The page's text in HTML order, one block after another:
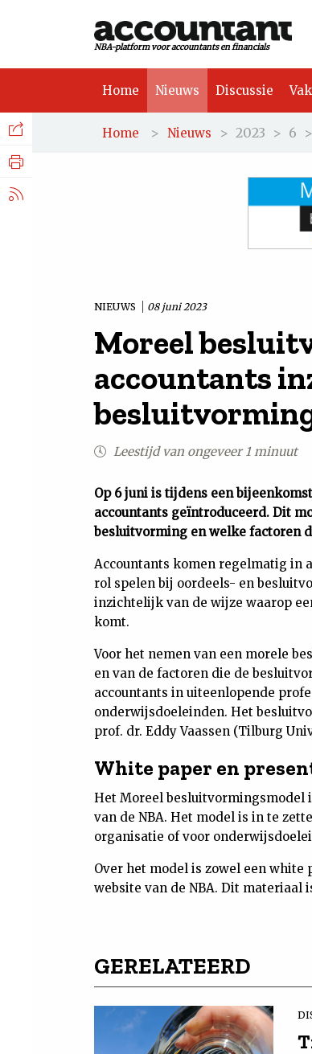
NBA-platform voor accountants en financials
Home Nieuws Discussie
Home > Nieuws > 2023 > 6 >
NIEUWS 08 juni 2023
Moreel
accountants
Leestijd van ongeveer 1 minuut
Op 6 juni is tijdens een
accountants geïntroduceerd. Dit
besluitvorming en welke factoren
Accountants komen regelmatig in
rol spelen bij oordeels- en
inzichtelijk van de wijze waarop
komt.
Voor het nemen van een morele
en van de factoren die de
accountants in uiteenlopende
onderwijsdoeleinden. Het
prof. dr. Eddy Vaassen (Tilburg
White paper en
Het Moreel besluitvormingsmodel
van de NBA. Het model is in te
organisatie of voor
Over het model is zowel een
website van de NBA. Dit
GERELATEERD
Facebook
Nieuws